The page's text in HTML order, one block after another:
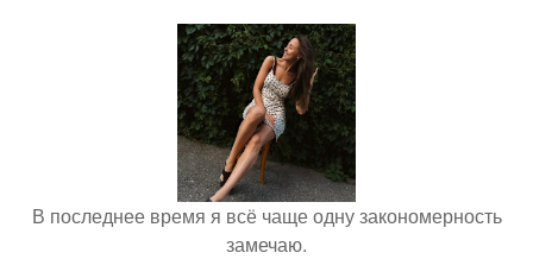
В последнее время я всё чаще одну закономерность
замечаю.